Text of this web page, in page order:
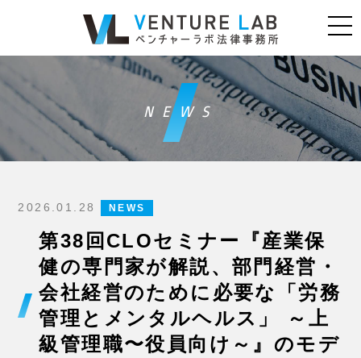
NEWS
2026.01.28 NEWS
第38回CLOセミナー『産業保
健の専門家が解説、部門経営・
会社経営のために必要な「労務
管理とメンタルヘルス」 ～上
級管理職〜役員向け～』のモデ